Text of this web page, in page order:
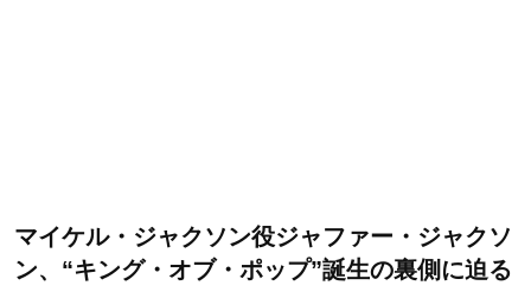
マイケル・ジャクソン役ジャファー・ジャクソ
ン、“キング・オブ・ポップ”誕生の裏側に迫る